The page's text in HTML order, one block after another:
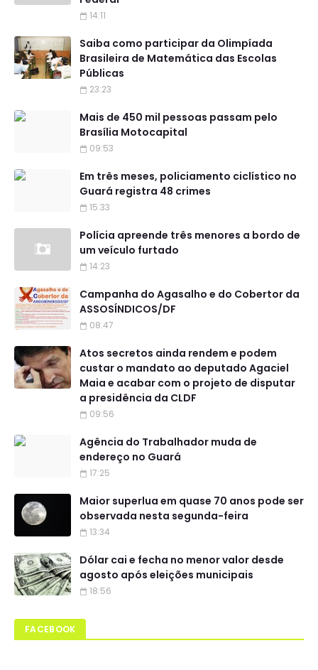
14:11
Saiba como participar da Olimpíada
Brasileira de Matemática das Escolas
Públicas
23:23
Mais de 450 mil pessoas passam pelo
Brasília Motocapital
09:53
Em três meses, policiamento ciclístico no
Guará registra 48 crimes
15:33
Polícia apreende três menores a bordo de
um veículo furtado
14:23
Campanha do Agasalho e do Cobertor da
ASSOSÍNDICOS/DF
08:47
Atos secretos ainda rendem e podem
custar o mandato ao deputado Agaciel
Maia e acabar com o projeto de disputar
a presidência da CLDF
09:56
Agência do Trabalhador muda de
endereço no Guará
17:25
Maior superlua em quase 70 anos pode ser
observada nesta segunda-feira
13:34
Dólar cai e fecha no menor valor desde
agosto após eleições municipais
18:56
FACEBOOK